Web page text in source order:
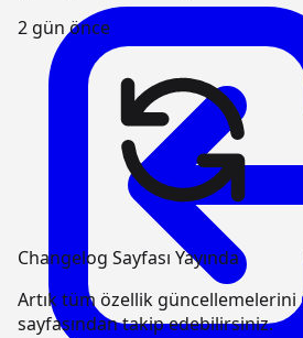
2 gün önce
Changelog Sayfası Yayında
Artık tüm özellik güncellemelerini
sayfasından takip edebilirsiniz.